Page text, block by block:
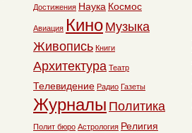
Достижения Наука Космос
Авиация Кино Музыка
Живопись Книги
Архитектура Театр
Телевидение Радио Газеты
Журналы Политика
Полит бюро Астрология Религия